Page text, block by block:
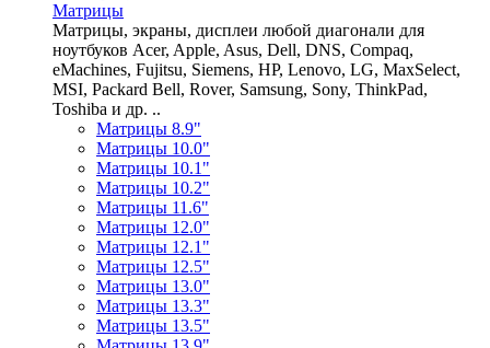
Матрицы
Матрицы, экраны, дисплеи любой диагонали для
ноутбуков Acer, Apple, Asus, Dell, DNS, Compaq,
eMachines, Fujitsu, Siemens, HP, Lenovo, LG, MaxSelect,
MSI, Packard Bell, Rover, Samsung, Sony, ThinkPad,
Toshiba и др. ..
Матрицы 8.9"
Матрицы 10.0"
Матрицы 10.1"
Матрицы 10.2"
Матрицы 11.6"
Матрицы 12.0"
Матрицы 12.1"
Матрицы 12.5"
Матрицы 13.0"
Матрицы 13.3"
Матрицы 13.5"